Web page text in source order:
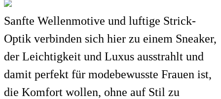
Sanfte Wellenmotive und luftige Strick-
Optik verbinden sich hier zu einem Sneaker,
der Leichtigkeit und Luxus ausstrahlt und
damit perfekt für modebewusste Frauen ist,
die Komfort wollen, ohne auf Stil zu